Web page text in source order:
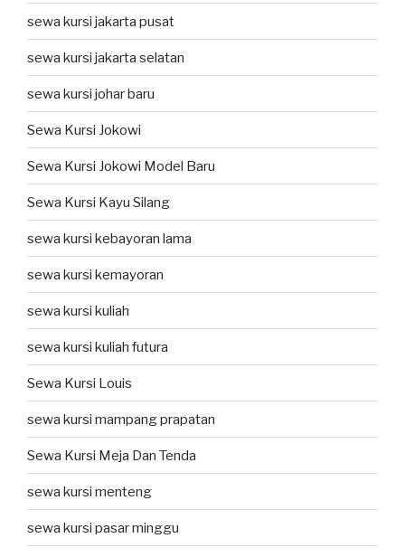
sewa kursi jakarta pusat
sewa kursi jakarta selatan
sewa kursi johar baru
Sewa Kursi Jokowi
Sewa Kursi Jokowi Model Baru
Sewa Kursi Kayu Silang
sewa kursi kebayoran lama
sewa kursi kemayoran
sewa kursi kuliah
sewa kursi kuliah futura
Sewa Kursi Louis
sewa kursi mampang prapatan
Sewa Kursi Meja Dan Tenda
sewa kursi menteng
sewa kursi pasar minggu